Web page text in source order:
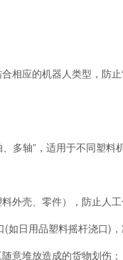
应的机器人类型，防
多轴”，适用于不同塑料
外壳、零件），防止人
日用品塑料摇杆浇口)，
意堆放造成的货物划伤；